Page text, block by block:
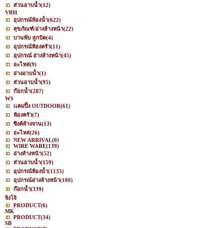
ส่วนอาบน้ำ(12)
VRH
อุปกรณ์ห้องน้ำ(622)
สุขภัณฑ์/อ่างล้างหน้า(22)
บานพับ ลูกบิด(4)
อุปกรณ์ห้องครัว(11)
อุปกรณ์ อ่างล้างหน้า(45)
อะไหล่(9)
อ่างอาบน้ำ(1)
ส่วนอาบน้ำ(95)
ก๊อกน้ำ(287)
WS
เเคมปิ้ง OUTDOOR(61)
ห้องครัว(7)
ซิงค์ล้างจาน(13)
อะไหล่(26)
NEW ARRIVAL(0)
WIRE WARE(139)
อ่างล้างหน้า(52)
ส่วนอาบน้ำ(159)
อุปกรณ์ห้องน้ำ(1135)
อุปกรณ์อ่างล้างหน้า(100)
ก๊อกน้ำ(339)
จิงโจ้
PRODUCT(6)
MK
PRODUCT(34)
SB